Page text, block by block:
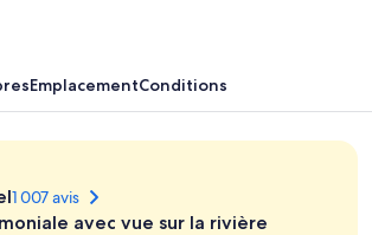
EmplacementConditions
1 007 avis
avec vue sur la rivière